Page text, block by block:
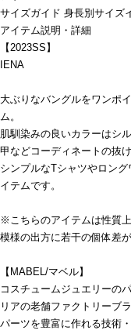
サイズガイド 身長別サイズ
アイテム説明・詳細
【2023SS】
IENA
大ぶりなバングルをワンポ
ム。
肌馴染みの良いカラーはシ
甲などコーディネートの抜け
シンプルなTシャツやロン
イテムです。
※こちらのアイテムは性質上
模様の出方に若干の個体差
【MABEL/マベル】
コスチュームジュエリーの
リアの老舗ファクトリーブラ
パーツを豊富に作れる技術